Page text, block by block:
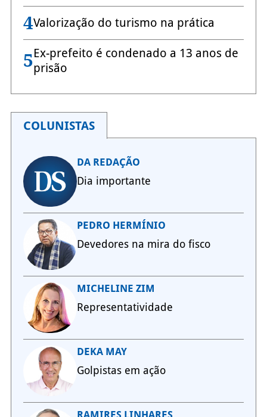
4Valorização do turismo na prática
5Ex-prefeito é condenado a 13 anos de
prisão
COLUNISTAS
DA REDAÇÃO
Dia importante
PEDRO HERMÍNIO
Devedores na mira do fisco
MICHELINE ZIM
Representatividade
DEKA MAY
Golpistas em ação
RAMIRES LINHARES